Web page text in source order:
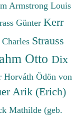
Armstrong Louis
Günter Kerr
Strauss
Otto Dix
Horváth Ödön von
Arik (Erich)
Mathilde (geb.